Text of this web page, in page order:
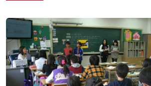
灼見活動
關於我們